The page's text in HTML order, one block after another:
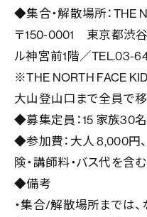
◆集合・解散場所：THE
〒150-0001 東京都渋谷
ル神宮前1階／TEL.03-
※THE NORTH FACE
大山登山口まで全員で移
◆募集定員：15 家族30名
◆参加費：大人 8,000円
険・講師料・バス代を含む
◆備考
・集合/解散場所までは